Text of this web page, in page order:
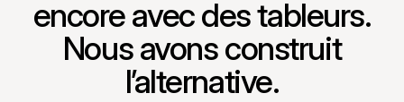
encore avec des tableurs.
Nous avons construit
l’alternative.
GERMANY
Deutsch English